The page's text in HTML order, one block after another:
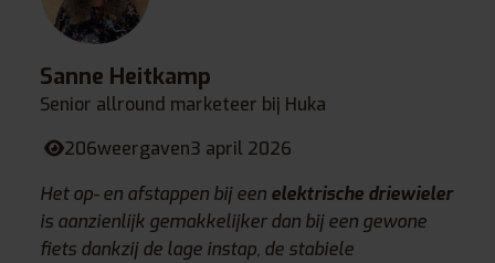
Sanne Heitkamp
Senior allround marketeer bij Huka
206weergaven3 april 2026
Het op- en afstappen bij een elektrische driewieler
is aanzienlijk gemakkelijker dan bij een gewone
fiets dankzij de lage instap, de stabiele